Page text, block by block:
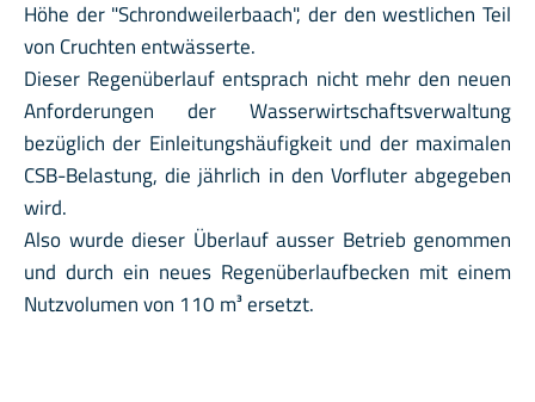
Höhe der "Schrondweilerbaach", der den westlichen Teil
von Cruchten entwässerte.
Dieser Regenüberlauf entsprach nicht mehr den neuen
Anforderungen der Wasserwirtschaftsverwaltung
bezüglich der Einleitungshäufigkeit und der maximalen
CSB-Belastung, die jährlich in den Vorfluter abgegeben
wird.
Also wurde dieser Überlauf ausser Betrieb genommen
und durch ein neues Regenüberlaufbecken mit einem
Nutzvolumen von 110 m³ ersetzt.